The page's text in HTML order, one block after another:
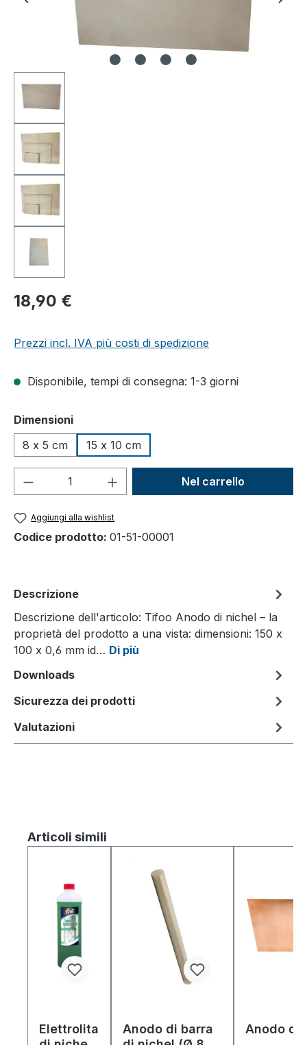
18,90 €
Prezzi incl. IVA più costi di spedizione
Disponibile, tempi di consegna: 1-3 giorni
Seleziona
Dimensioni
8 x 5 cm
15 x 10 cm
Quantità del prodotto: inserisci la
Nel carrello
Aggiungi alla wishlist
Codice prodotto: 01-51-00001
Descrizione
Descrizione dell'articolo: Tifoo Anodo di nichel – la
proprietà del prodotto a una vista: dimensioni: 150 x
100 x 0,6 mm id… Di più
Downloads
Sicurezza dei prodotti
Valutazioni
Salta la galleria dei prodotti
Articoli simili
Elettrolita
Anodo di barra
Anodo di